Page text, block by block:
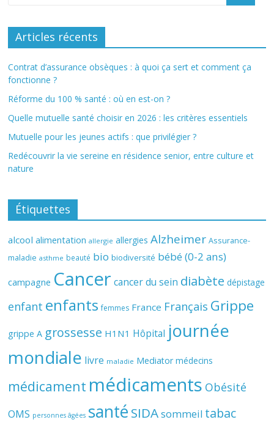
Articles récents
Contrat d’assurance obsèques : à quoi ça sert et comment ça
fonctionne ?
Réforme du 100 % santé : où en est-on ?
Quelle mutuelle santé choisir en 2026 : les critères essentiels
Mutuelle pour les jeunes actifs : que privilégier ?
Redécouvrir la vie sereine en résidence senior, entre culture et
nature
Étiquettes
alcool alimentation allergie allergies Alzheimer Assurance-
maladie asthme beauté bio biodiversité bébé (0-2 ans)
campagne Cancer cancer du sein diabète dépistage
enfant enfants femmes France Français Grippe
grippe A grossesse H1N1 Hôpital journée
mondiale livre maladie Mediator médecins
médicament médicaments Obésité
OMS personnes âgées santé SIDAsommeil tabac